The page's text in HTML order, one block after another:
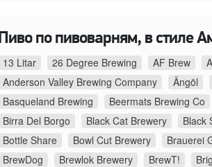
Пиво по пивоварням, в стиле
13 Litar 26 Degree Brewing AF Brew
Anderson Valley Brewing Company
Ängöl
Basqueland Brewing
Beermats Brewing Co
Birra Del Borgo
Black Cat Brewery Black
Bottle Share
Bowl Cut Brewery Brauerei
BrewDog
Brewlok Brewery BrewT!